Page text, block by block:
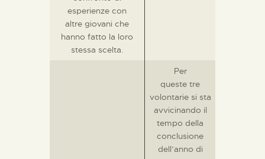
esperienze con
altre giovani che
hanno fatto la loro
stessa scelta.
Per
queste tre
volontarie si sta
avvicinando il
tempo della
conclusione
dell’anno di